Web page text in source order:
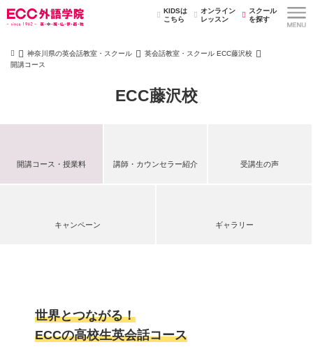
KIDSは
こちら
オンライン
レッスン
スクール
を探す
神奈川県の英会話教室・スクール
英会話教室・スクール ECC藤沢校
開講コース
ECC藤沢校
開講コース・授業料 講師・カウンセラー紹介 受講生の声
キャンペーン ギャラリー
世界とつながる！
ECCの高校生英会話コース